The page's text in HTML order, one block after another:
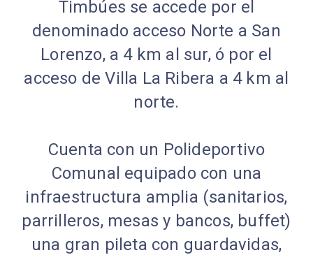
Timbúes se accede por el
denominado acceso Norte a San
Lorenzo, a 4 km al sur, ó por el
acceso de Villa La Ribera a 4 km al
norte.
Cuenta con un Polideportivo
Comunal equipado con una
infraestructura amplia (sanitarios,
parrilleros, mesas y bancos, buffet)
una gran pileta con guardavidas,